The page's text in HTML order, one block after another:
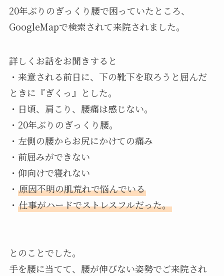
20年ぶりのぎっくり腰で困っていたところ、
GoogleMapで検索されて来院されました。
詳しくお話をお聞きすると
・来意される前日に、下の靴下を取ろうと屈んだ
ときに『ぎくっ』とした。
・日頃、肩こり、腰痛は感じない。
・20年ぶりのぎっくり腰。
・左側の腰からお尻にかけての痛み
・前屈みができない
・仰向けで寝れない
・ 原因不明の肌荒れで悩んでいる
・ 仕事がハードでストレスフルだった。
とのことでした。
手を腰に当てて、腰が伸びない姿勢でご来院され